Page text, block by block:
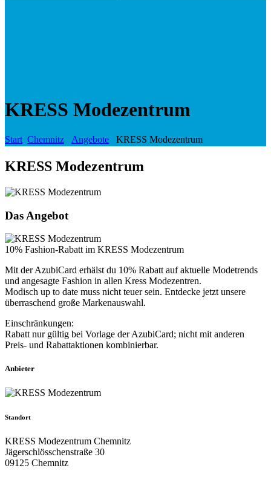
KRESS Modezentrum
Start Chemnitz Angebote KRESS Modezentrum
KRESS Modezentrum
Das Angebot
10% Fashion-Rabatt im KRESS Modezentrum
Mit der AzubiCard erhälst du 10% Rabatt auf aktuelle Modetrends
und angesagte Fashion in allen Kress Modezentren.
Modisch up to date muss nicht teuer sein. Entdecke jetzt unsere
überraschend große Markenauswahl.
Einschränkungen:
Rabatt nur gültig bei Vorlage der AzubiCard; nicht mit anderen
Preis- und Rabattaktionen kombinierbar.
Anbieter
Standort
KRESS Modezentrum Chemnitz
Jägerschlösschenstraße 30
09125 Chemnitz